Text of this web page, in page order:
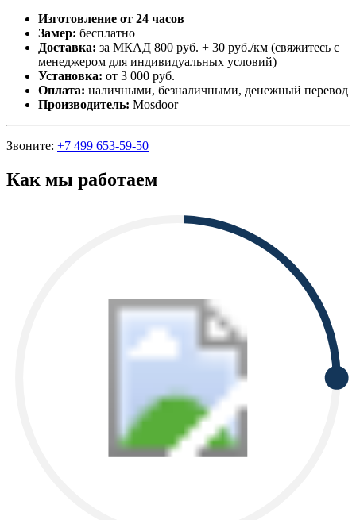
Изготовление от 24 часов
Замер: бесплатно
Доставка: за МКАД 800 руб. + 30 руб./км (свяжитесь с
менеджером для индивидуальных условий)
Установка: от 3 000 руб.
Оплата: наличными, безналичными, денежный перевод
Производитель: Mosdoor
Звоните: +7 499 653-59-50
Как мы работаем